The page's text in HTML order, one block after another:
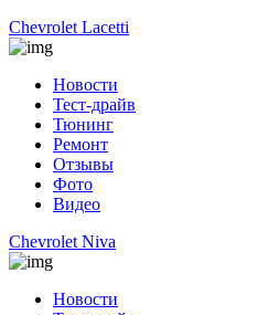
Chevrolet Lacetti
Новости
Тест-драйв
Тюнинг
Ремонт
Отзывы
Фото
Видео
Chevrolet Niva
Новости